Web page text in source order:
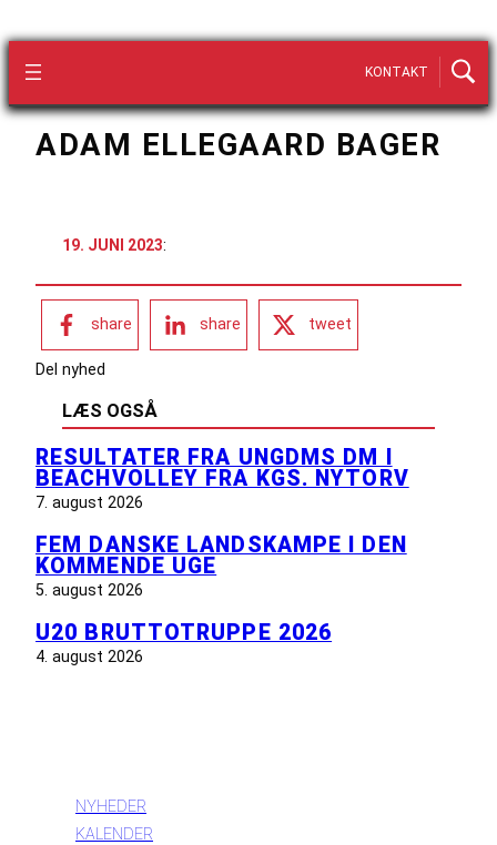
KONTAKT
ADAM ELLEGAARD BAGER
19. JUNI 2023:
share share tweet
Del nyhed
LÆS OGSÅ
RESULTATER FRA UNGDMS DM I
BEACHVOLLEY FRA KGS. NYTORV
7. august 2026
FEM DANSKE LANDSKAMPE I DEN
KOMMENDE UGE
5. august 2026
U20 BRUTTOTRUPPE 2026
4. august 2026
NYHEDER
KALENDER